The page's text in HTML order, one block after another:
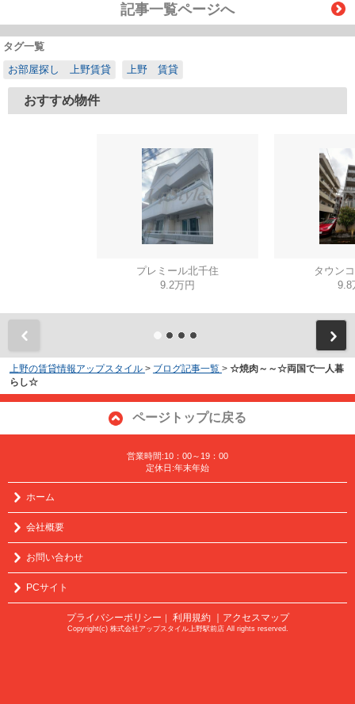
記事一覧ページへ
タグ一覧
お部屋探し 上野賃貸
上野 賃貸
おすすめ物件
プレミール北千住
9.2万円
タウン
9.8
上野の賃貸情報アップスタイル > ブログ記事一覧 > ☆焼肉～～☆両国で一人暮
らし☆
ページトップに戻る
営業時間:10：00～19：00
定休日:年末年始
ホーム
会社概要
お問い合わせ
PCサイト
プライバシーポリシー ｜ 利用規約 ｜アクセスマップ
Copyright(c) 株式会社アップスタイル上野駅前店 All rights reserved.